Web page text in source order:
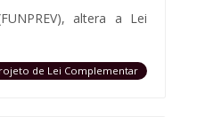
altera a Lei
de Lei Complementar